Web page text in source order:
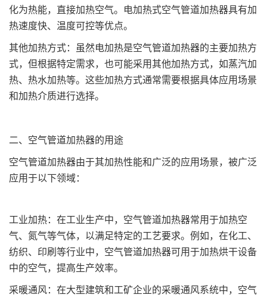
化为热能，直接加热空气。电加热式空气管道加热器具有加
热速度快、温度可控等优点。
其他加热方式：虽然电加热是空气管道加热器的主要加热方
式，但根据特定需求，也可能采用其他加热方式，如蒸汽加
热、热水加热等。这些加热方式通常需要根据具体应用场景
和加热介质进行选择。
二、空气管道加热器的用途
空气管道加热器由于其加热性能和广泛的应用场景，被广泛
应用于以下领域：
工业加热：在工业生产中，空气管道加热器常用于加热空
气、氮气等气体，以满足特定的工艺要求。例如，在化工、
纺织、印刷等行业中，空气管道加热器可用于加热烘干设备
中的空气，提高生产效率。
采暖通风：在大型建筑和工矿企业的采暖通风系统中，空气